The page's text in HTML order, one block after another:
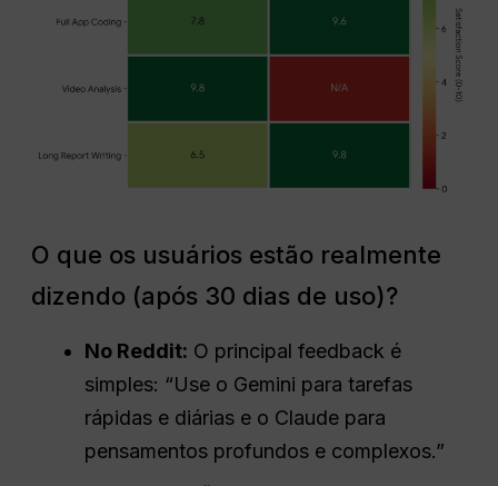
O que os usuários estão realmente
dizendo (após 30 dias de uso)?
No Reddit: O principal feedback é
simples: “Use o Gemini para tarefas
rápidas e diárias e o Claude para
pensamentos profundos e complexos.”